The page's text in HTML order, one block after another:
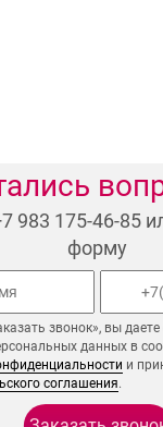
983 175-46-85
форму
звонок», вы даете
данных в
и
соглашения.